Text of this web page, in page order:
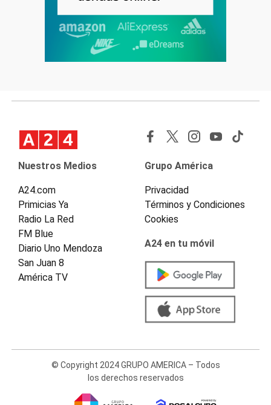
Nuestros Medios
A24.com
Primicias Ya
Radio La Red
FM Blue
Diario Uno Mendoza
San Juan 8
América TV
Grupo América
Privacidad
Términos y Condiciones
Cookies
A24 en tu móvil
© Copyright 2024 GRUPO AMERICA – Todos
los derechos reservados